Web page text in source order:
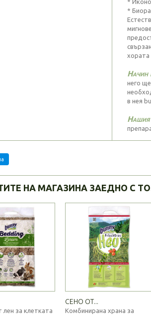
*
*
хората
Начин
него
в нея
НА МАГАЗИНА ЗАЕДНО С
лен за клетката
СЕНО ОТ...
Комбинирана храна за